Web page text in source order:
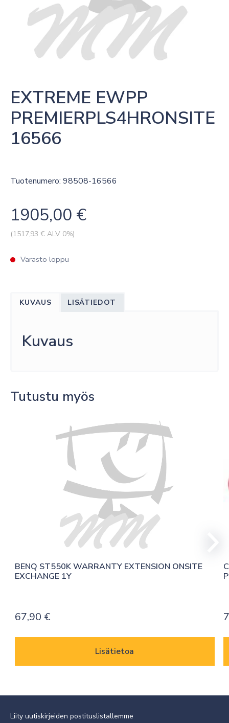
EXTREME EWPP
PREMIERPLS4HRONSITE
16566
Tuotenumero: 98508-16566
1905,00 €
(1517,93 € ALV 0%)
Varasto loppu
KUVAUS LISÄTIEDOT
Kuvaus
Tutustu myös
BENQ ST550K WARRANTY EXTENSION ONSITE
EXCHANGE 1Y
67,90 €
Lisätietoa
Liity uutiskirjeiden postituslistallemme